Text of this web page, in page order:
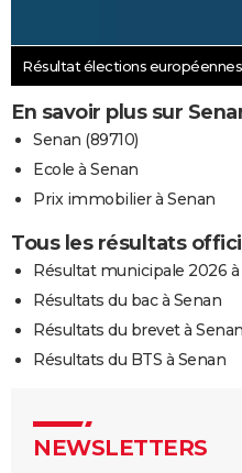
Résultat élections
En savoir plus sur
Senan (89710)
Ecole à Senan
Prix immobilier à Senan
Tous les résultats
Résultat municipale 2026 à
Résultats du bac à Senan
Résultats du brevet à Senan
Résultats du BTS à Senan
NEWSLETTERS